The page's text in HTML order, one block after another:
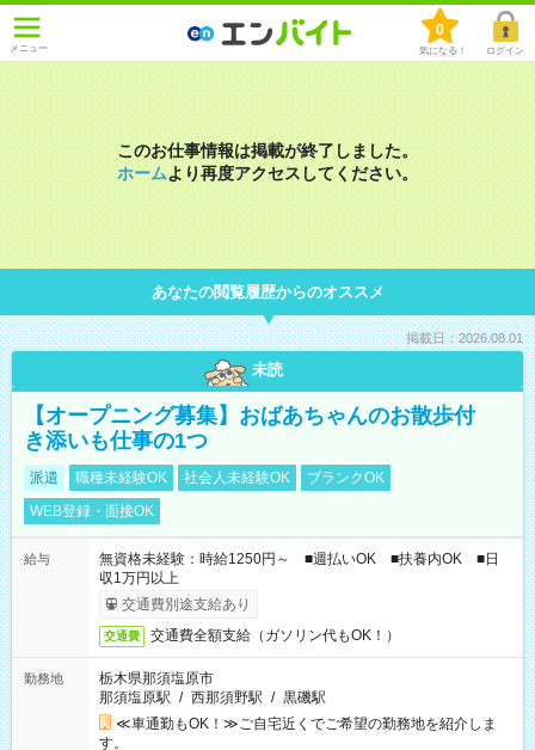
メニュー
0
気になる！ ログイン
このお仕事情報は掲載が終了しました。
ホームより再度アクセスしてください。
あなたの閲覧履歴からのオススメ
掲載日：2026.08.01
未読
【オープニング募集】おばあちゃんのお散歩付
き添いも仕事の1つ
派遣 職種未経験OK 社会人未経験OK
ブランクOK
WEB登録・面接OK
給与
無資格未経験：時給1250円～ ■週払いOK ■扶養内OK ■日
収1万円以上
交通費別途支給あり
交通費 交通費全額支給（ガソリン代もOK！）
勤務地
栃木県那須塩原市
那須塩原駅 / 西那須野駅 / 黒磯駅
≪車通勤もOK！≫ご自宅近くでご希望の勤務地を紹介しま
す。